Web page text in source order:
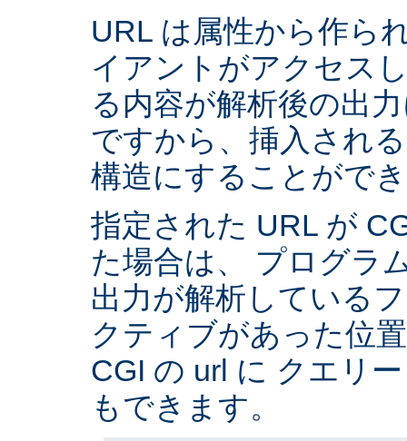
URL は属性から作ら
イアントがアクセス
る内容が解析後の出
ですから、挿入され
構造にすることがで
指定された URL が
た場合は、 プログラ
出力が解析している
クティブがあった位
CGI の url に クエリ
もできます。